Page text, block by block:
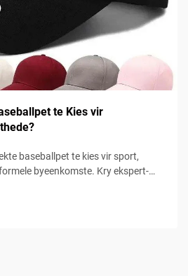
te Kies vir
baseballpet te kies vir sport,
byeenkomste. Kry ekspert-